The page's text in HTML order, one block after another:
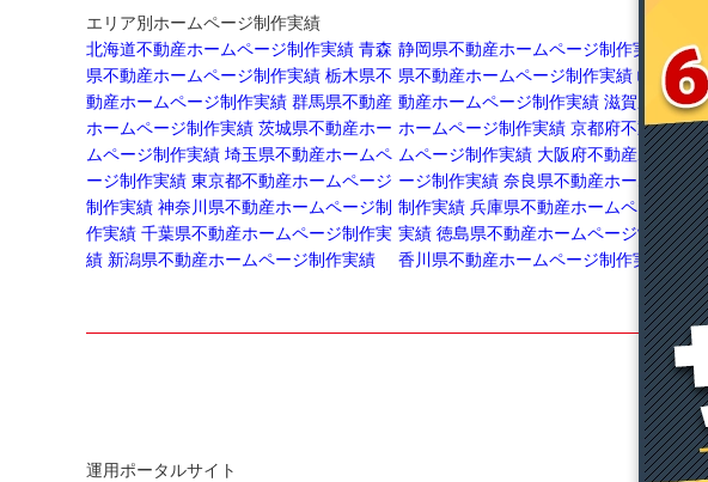
エリア別ホームページ制作実績
北海道不動産ホームページ制作実績 青森
県不動産ホームページ制作実績 栃木県不
動産ホームページ制作実績 群馬県不動産
ホームページ制作実績 茨城県不動産ホー
ムページ制作実績 埼玉県不動産ホームペ
ージ制作実績 東京都不動産ホームページ
制作実績 神奈川県不動産ホームページ制
作実績 千葉県不動産ホームページ制作実
績 新潟県不動産ホームページ制作実績
静岡県不動産ホームページ制作実績
愛知
県不動産ホームページ制作実績 岐阜県不
動産ホームページ制作実績 滋賀県不動産
ホームページ制作実績 京都府不動産ホー
ムページ制作実績 大阪府不動産ホームペ
ージ制作実績 奈良県不動産ホームページ
制作実績 兵庫県不動産ホームページ制作
実績 徳島県不動産ホームページ制作実績
香川県不動産ホームページ制作実績
運用ポータルサイト